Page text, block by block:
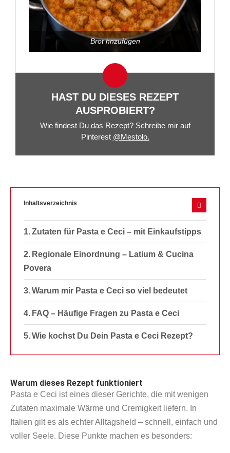
Brot hnzufügen
HAST DU DIESES REZEPT
AUSPROBIERT?
Wie findest Du das Rezept? Schreibe mir auf
Pinterest @Mestolo.
Inhaltsverzeichnis
Zutaten für Pasta e Ceci – mit Einkaufstipps
Regionale Einordnung – Latium & Cucina
Povera
Warum mir Pasta e Ceci so viel bedeutet
FAQ – Häufige Fragen zu Pasta e Ceci
Wie kochst Du Dein Pasta e Ceci Rezept?
Warum dieses Rezept funktioniert
Pasta e Ceci ist eines dieser Gerichte, die mit wenigen
Zutaten maximale Wärme und Cremigkeit liefern. In
Italien gilt es als echter Alltagsheld – schnell, einfach und
voller Seele. Diese Punkte machen es besonders: